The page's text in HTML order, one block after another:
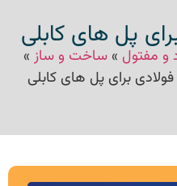
پل های کابلی
مفتول»ساخت و ساز»
برای پل های کابلی